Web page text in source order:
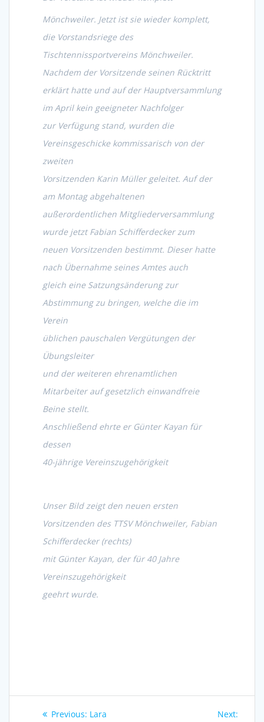
Mönchweiler. Jetzt ist sie wieder komplett,
die Vorstandsriege des
Tischtennissportvereins Mönchweiler.
Nachdem der Vorsitzende seinen Rücktritt
erklärt hatte und auf der Hauptversammlung
im April kein geeigneter Nachfolger
zur Verfügung stand, wurden die
Vereinsgeschicke kommissarisch von der
zweiten
Vorsitzenden Karin Müller geleitet. Auf der
am Montag abgehaltenen
außerordentlichen Mitgliederversammlung
wurde jetzt Fabian Schifferdecker zum
neuen Vorsitzenden bestimmt. Dieser hatte
nach Übernahme seines Amtes auch
gleich eine Satzungsänderung zur
Abstimmung zu bringen, welche die im
Verein
üblichen pauschalen Vergütungen der
Übungsleiter
und der weiteren ehrenamtlichen
Mitarbeiter auf gesetzlich einwandfreie
Beine stellt.
Anschließend ehrte er Günter Kayan für
dessen
40-jährige Vereinszugehörigkeit
Unser Bild zeigt den neuen ersten
Vorsitzenden des TTSV Mönchweiler, Fabian
Schifferdecker (rechts)
mit Günter Kayan, der für 40 Jahre
Vereinszugehörigkeit
geehrt wurde.
Beitragsnavigation
Previous: Previous
Lara
Next: